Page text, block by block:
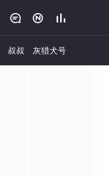
  
叔叔 灰猎犬号